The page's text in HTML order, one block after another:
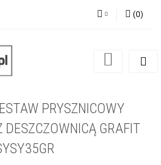
Zarejestruj się
(0)
PRYSZNICOWY
GRAFIT